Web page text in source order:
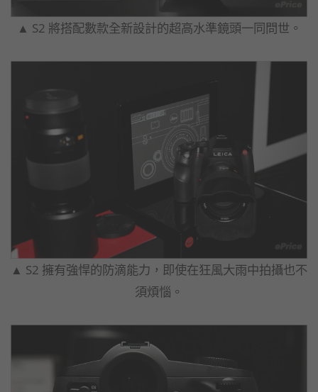
▲ S2 將搭配數款全新設計的超高水準鏡頭一同問世。
▲ S2 擁有強悍的防滴能力，即使在狂風大雨中拍攝也不
須煩惱。